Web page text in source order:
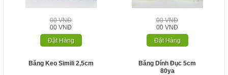
00 VNĐ
00 VNĐ
Đặt Hàng
00 VNĐ
00 VNĐ
Đặt Hàng
Băng Keo Simili 2,5cm
Băng Dính Đục 5cm
80ya